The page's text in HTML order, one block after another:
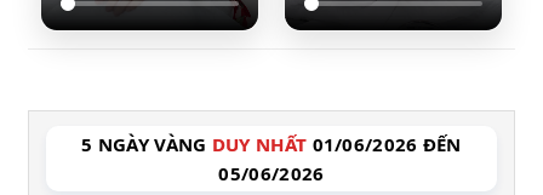
5 NGÀY VÀNG DUY NHẤT 01/06/2026 ĐẾN
05/06/2026